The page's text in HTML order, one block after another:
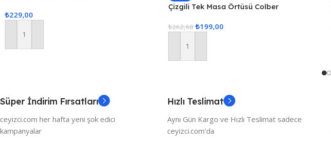
₺229,00
Sepete Ekle
Çizgili Tek Masa Örtüsü Colber
₺262,68 ₺199,00
Sepete Ekle
Süper İndirim Fırsatları
ceyizci.com her hafta yeni şok edici
kampanyalar
Hızlı Teslimat
Aynı Gün Kargo ve Hızlı Teslimat sadece
ceyizci.com'da